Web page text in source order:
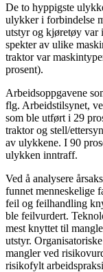
De to hyppigste
ulykker i forbindelse
utstyr og kjøretøy var
spekter av ulike
traktor var
prosent).
Arbeidsoppgavene
flg. Arbeidstilsynet,
som ble utført i 29
traktor og stell/
av ulykkene. I 90
ulykken inntraff.
Ved å analysere
funnet menneskelige
feil og feilhandling
ble feilvurdert.
mest knyttet til
utstyr.
mangler ved
risikofylt